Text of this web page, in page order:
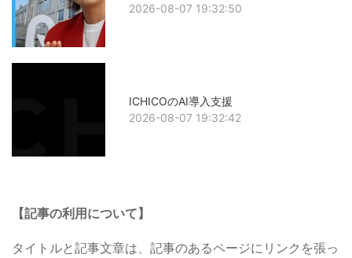
2026-08-07 19:32:50
ICHICOのAI導入支援
2026-08-07 19:32:42
【記事の利用について】
タイトルと記事文章は、記事のあるページにリンクを張っ